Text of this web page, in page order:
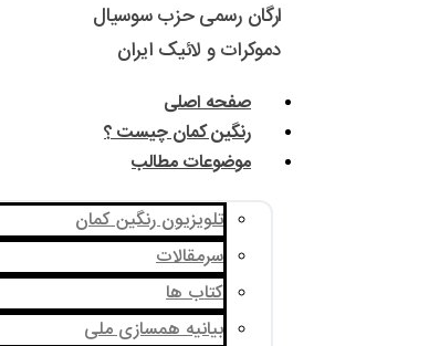
ارگان رسمی حزب سوسیال
دموکرات و لائیک ایران
صفحه اصلی
رنگین کمان چیست ؟
موضوعات مطالب
تلویزیون رنگین کمان
سرمقالات
کتاب ها
بیانیه همسازی ملی